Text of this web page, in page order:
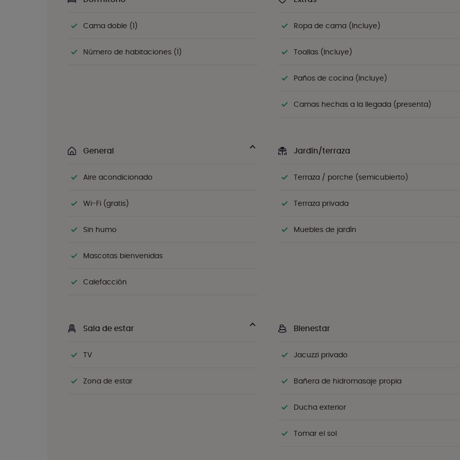
Cama doble (1)
Número de habitaciones (1)
Ropa de cama (Incluye)
Toallas (Incluye)
Paños de cocina (Incluye)
Camas hechas a la llegada (presenta)
General
Aire acondicionado
Wi-Fi (gratis)
Sin humo
Mascotas bienvenidas
Calefacción
Jardín/terraza
Terraza / porche (semicubierto)
Terraza privada
Muebles de jardín
Sala de estar
TV
Zona de estar
Bienestar
Jacuzzi privado
Bañera de hidromasaje propia
Ducha exterior
Tomar el sol